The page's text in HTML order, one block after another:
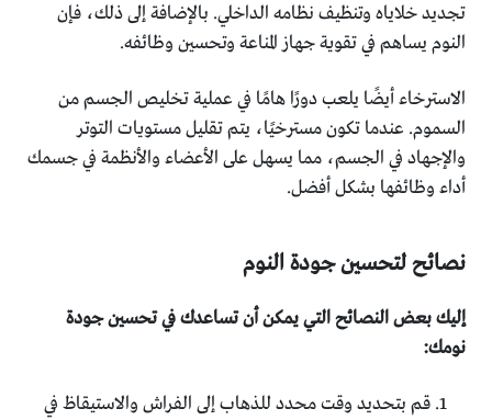
تجديد خلاياه وتنظيف نظامه الداخلي. بالإضافة إلى ذلك، فإن
النوم يساهم في تقوية جهاز المناعة وتحسين وظائفه.
الاسترخاء أيضًا يلعب دورًا هامًا في عملية تخليص الجسم من
السموم. عندما تكون مسترخيًا، يتم تقليل مستويات التوتر
والإجهاد في الجسم، مما يسهل على الأعضاء والأنظمة في جسمك
أداء وظائفها بشكل أفضل.
نصائح لتحسين جودة النوم
إليك بعض النصائح التي يمكن أن تساعدك في تحسين جودة
نومك:
قم بتحديد وقت محدد للذهاب إلى الفراش والاستيقاظ في